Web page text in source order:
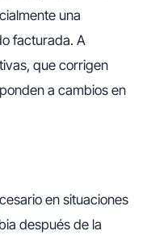
una
facturada. A
que corrigen
a cambios en
en situaciones
después de la